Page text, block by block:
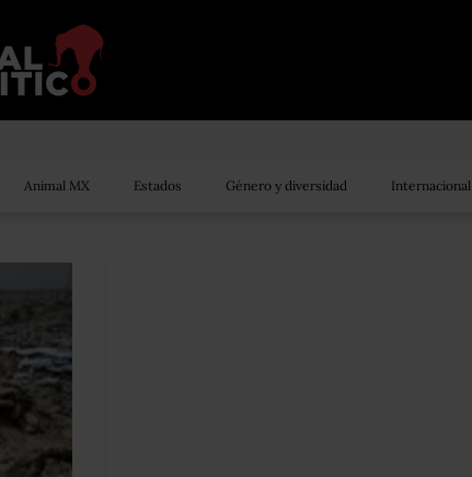
Animal MX Estados Género y diversidad Internacional